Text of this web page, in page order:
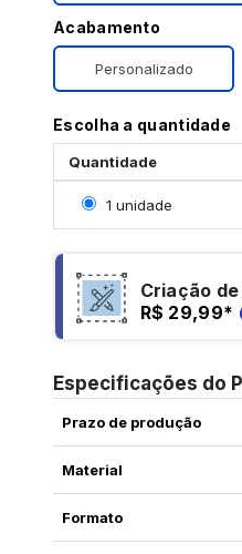
Acabamento
Personalizado
Escolha a quantidade
Quantidade
Selecionar 1 unidade
1 unidade
Criação
R$ 29,99*
Especificações do
Prazo de produção
Material
Formato